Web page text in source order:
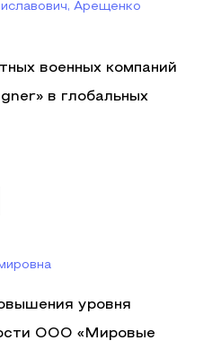
Арещенко
военных компаний
в глобальных
уровня
ООО «Мировые